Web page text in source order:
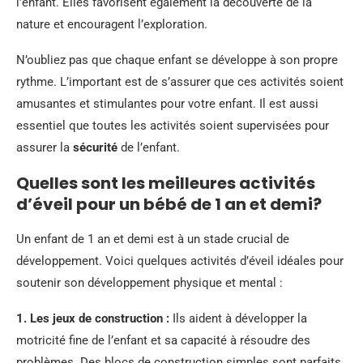
nature et encouragent l’exploration.
N’oubliez pas que chaque enfant se développe à son propre
rythme. L’important est de s’assurer que ces activités soient
amusantes et stimulantes pour votre enfant. Il est aussi
essentiel que toutes les activités soient supervisées pour
assurer la sécurité de l’enfant.
Quelles sont les meilleures activités
d’éveil pour un bébé de 1 an et demi?
Un enfant de 1 an et demi est à un stade crucial de
développement. Voici quelques activités d’éveil idéales pour
soutenir son développement physique et mental :
1. Les jeux de construction : Ils aident à développer la
motricité fine de l’enfant et sa capacité à résoudre des